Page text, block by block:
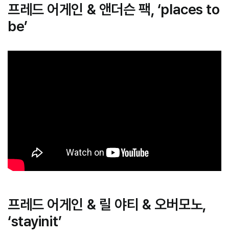
프레드 어게인 & 앤더슨 팩, ‘places to
be’
프레드 어게인 & 릴 야티 & 오버모노,
‘stayinit’